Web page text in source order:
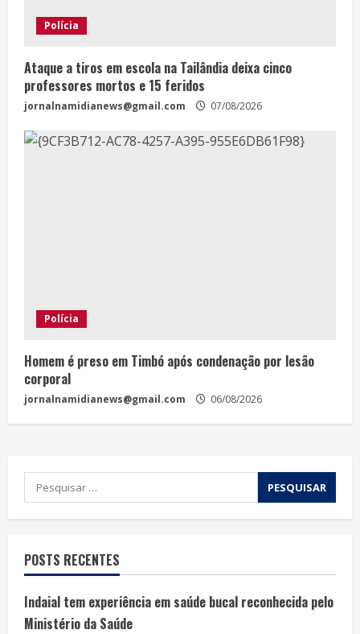
Polícia
Ataque a tiros em escola na Tailândia deixa cinco
professores mortos e 15 feridos
jornalnamidianews@gmail.com 07/08/2026
Polícia
Homem é preso em Timbó após condenação por lesão
corporal
jornalnamidianews@gmail.com 06/08/2026
POSTS RECENTES
Indaial tem experiência em saúde bucal reconhecida pelo
Ministério da Saúde